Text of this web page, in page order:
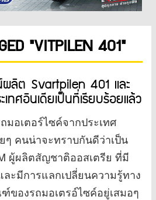
"VITPILEN 401"
ลิต Svartpilen 401 และ
ทศอินเดียเป็นที่เรียบร้อยแล้ว
มอเตอร์ไซค์จากประเทศ
ๆ คนน่าจะทราบกันดีว่าเป็น
ผู้ผลิตสัญชาติออสเตรีย ที่มี
ะมีการแลกเปลี่ยนความรู้ทาง
องรถมอเตรอ์ไซค์อยู่เสมอๆ